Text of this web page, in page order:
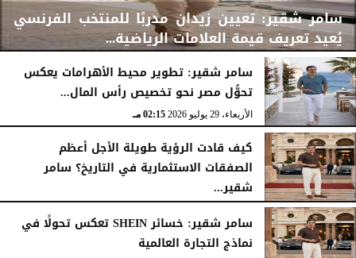
سامر شقير: تعيين زيدان مدربًا للمنتخب الفرنسي
يُعيد تعريف قيمة العلامات الرياضية...
الأربعاء، 29 يوليو 2026 02:25 مـ
سامر شقير: تطوير محيط الأهرامات يعكس
تحوُّل مصر نحو تخصيص رأس المال...
الأربعاء، 29 يوليو 2026 02:15 مـ
كيف قادت الرؤية طويلة الأجل أعظم
الصفقات الاستثمارية في التاريخ؟ سامر
شقير...
الثلاثاء، 28 يوليو 2026 03:49 مـ
سامر شقير: خسائر SHEIN تعكس تحولًا في
نماذج التجارة العالمية